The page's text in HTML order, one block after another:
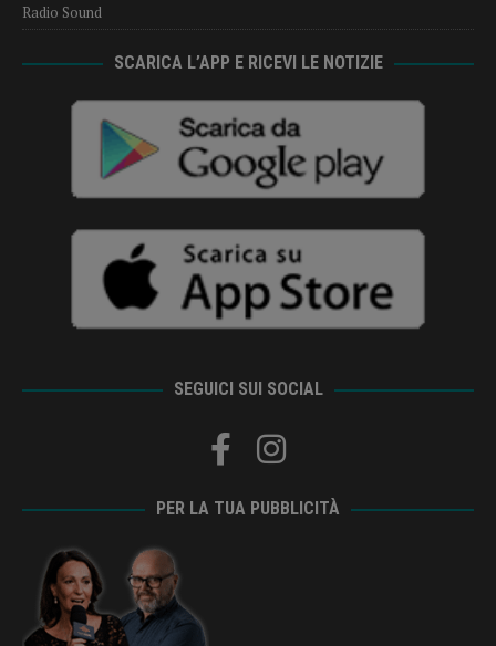
Radio Sound
SCARICA L’APP E RICEVI LE NOTIZIE
SEGUICI SUI SOCIAL
PER LA TUA PUBBLICITÀ